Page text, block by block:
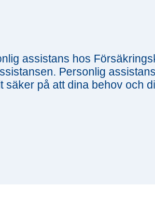
assistans hos
Personlig
på att dina behov och